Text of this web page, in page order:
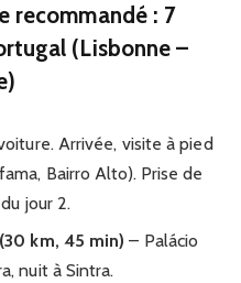
recommandé : 7
(Lisbonne –
Arrivée, visite à pied
Bairro Alto). Prise de
jour 2.
km, 45 min) – Palácio
nuit à Sintra.